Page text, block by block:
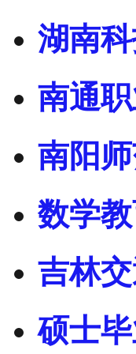
湖南
南通
南阳
数学
吉林
硕士